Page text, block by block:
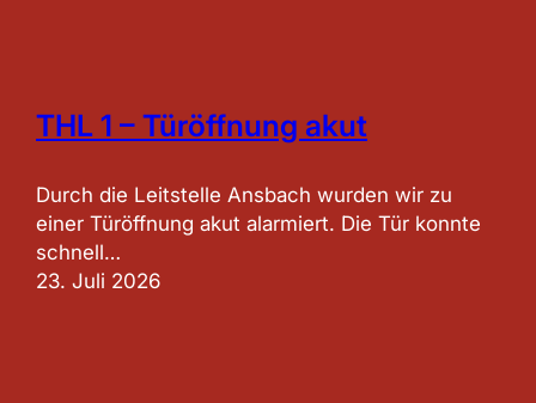
THL 1 – Türöffnung akut
Durch die Leitstelle Ansbach wurden wir zu
einer Türöffnung akut alarmiert. Die Tür konnte
schnell…
23. Juli 2026